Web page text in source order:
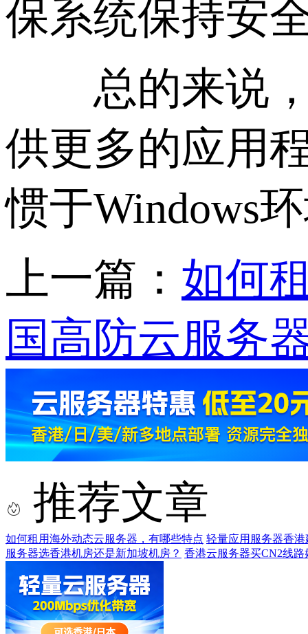
保系统保持安
总的来说，
供更多的应用
惯于Windows
上一篇： 如何
国高防云服务
推荐文章
如何租用海外动态云服务器，有哪些特点 轻量应用服务器香
服务器选香港机房还是新加坡机房？ 香港云服务器买CN2线